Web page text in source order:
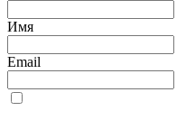
Имя
Email